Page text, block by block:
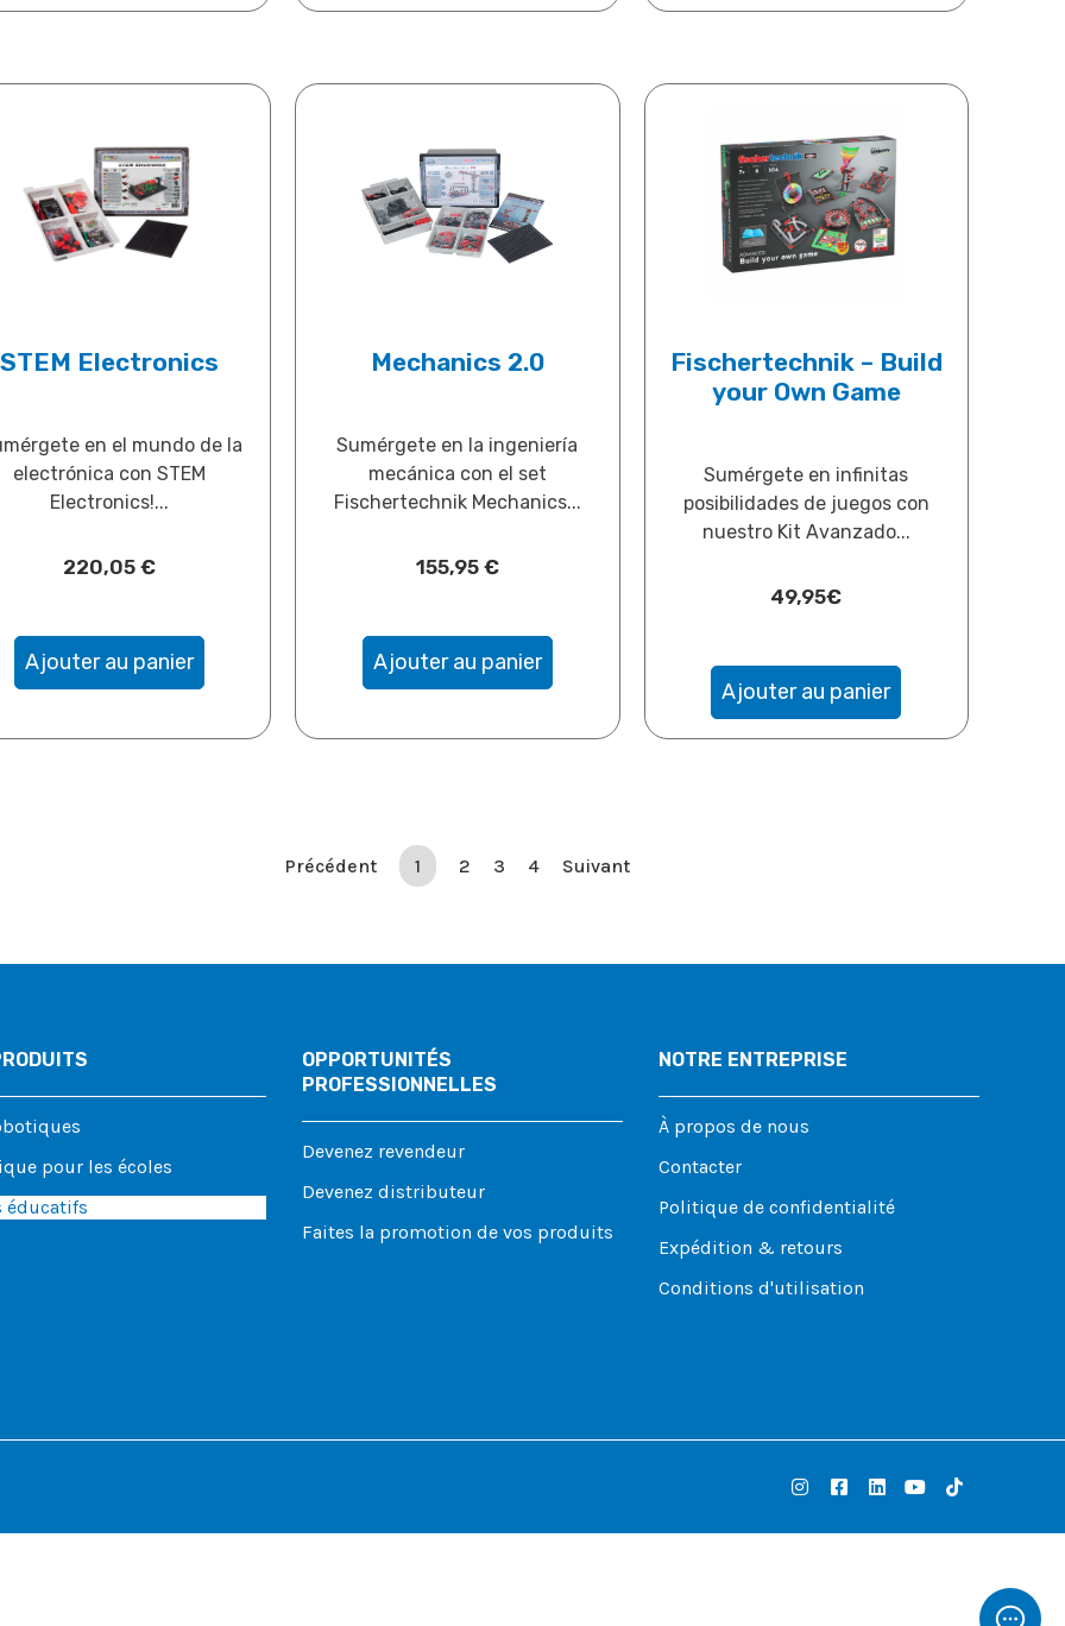
STEM Electronics
en el mundo de la
electrónica con STEM
Electronics!...
220,05 €
Ajouter au panier
Mechanics 2.0
Sumérgete en la ingeniería
mecánica con el set
Fischertechnik Mechanics...
155,95 €
Ajouter au panier
Fischertechnik – Build
your Own Game
Sumérgete en infinitas
posibilidades de juegos con
nuestro Kit Avanzado...
49,95€
Ajouter au panier
Précédent 1 2 3 4 Suivant
pour les écoles
éducatifs
OPPORTUNITÉS
PROFESSIONNELLES
Devenez revendeur
Devenez distributeur
Faites la promotion de vos produits
NOTRE ENTREPRISE
À propos de nous
Contacter
Politique de confidentialité
Expédition & retours
Conditions d'utilisation